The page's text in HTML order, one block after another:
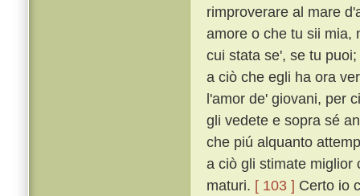
rimproverare al mare
amore o che tu sii mia,
cui stata se', se tu
a ciò che egli ha ora
l'amor de' giovani, per
gli vedete e sopra sé
che piú alquanto
a ciò gli stimate miglior
maturi. [ 103 ] Certo io